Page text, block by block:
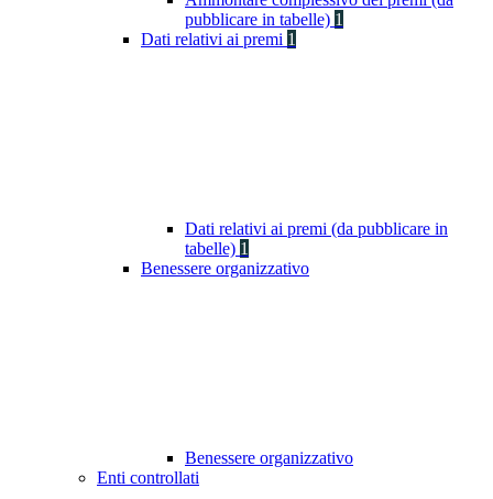
pubblicare in tabelle) 1
Dati relativi ai premi 1
Dati relativi ai premi (da pubblicare in
tabelle) 1
Benessere organizzativo
Benessere organizzativo
Enti controllati